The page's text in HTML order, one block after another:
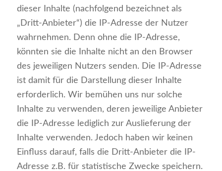
dieser Inhalte (nachfolgend bezeichnet als
„Dritt-Anbieter“) die IP-Adresse der Nutzer
wahrnehmen. Denn ohne die IP-Adresse,
könnten sie die Inhalte nicht an den Browser
des jeweiligen Nutzers senden. Die IP-Adresse
ist damit für die Darstellung dieser Inhalte
erforderlich. Wir bemühen uns nur solche
Inhalte zu verwenden, deren jeweilige Anbieter
die IP-Adresse lediglich zur Auslieferung der
Inhalte verwenden. Jedoch haben wir keinen
Einfluss darauf, falls die Dritt-Anbieter die IP-
Adresse z.B. für statistische Zwecke speichern.